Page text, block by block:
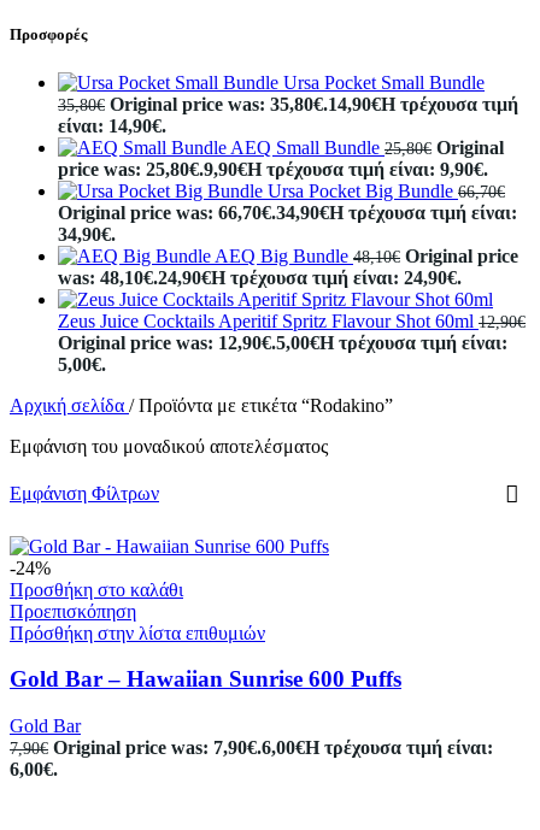
Προσφορές
Ursa Pocket Small Bundle
35,80€ Original price was: 35,80€.14,90€Η τρέχουσα τιμή
είναι: 14,90€.
AEQ Small Bundle 25,80€ Original
price was: 25,80€.9,90€Η τρέχουσα τιμή είναι: 9,90€.
Ursa Pocket Big Bundle 66,70€
Original price was: 66,70€.34,90€Η τρέχουσα τιμή είναι:
34,90€.
AEQ Big Bundle 48,10€ Original price
was: 48,10€.24,90€Η τρέχουσα τιμή είναι: 24,90€.
Zeus Juice Cocktails Aperitif Spritz Flavour Shot 60ml 12,90€
Original price was: 12,90€.5,00€Η τρέχουσα τιμή είναι:
5,00€.
Αρχική σελίδα / Προϊόντα με ετικέτα “Rodakino”
Εμφάνιση του μοναδικού αποτελέσματος
Εμφάνιση Φίλτρων
-24%
Προσθήκη στο καλάθι
Προεπισκόπηση
Πρόσθήκη στην λίστα επιθυμιών
Gold Bar – Hawaiian Sunrise 600 Puffs
Gold Bar
7,90€ Original price was: 7,90€.6,00€Η τρέχουσα τιμή είναι:
6,00€.